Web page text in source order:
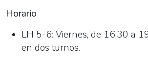
Horario
LH 5-6: Viernes, de 16:30 a
en dos turnos.